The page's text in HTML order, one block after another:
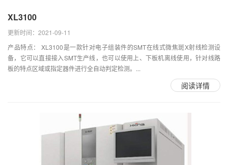
XL3100
更新时间：2021-09-11
产品特点： XL3100是一款针对电子组装件的SMT在线式微焦斑X射线检测设
备，它可以直接接入SMT生产线，也可以使用上、下板机离线使用，针对线路
板的特点区域或指定器件进行全自动判定检测。...
阅读详情